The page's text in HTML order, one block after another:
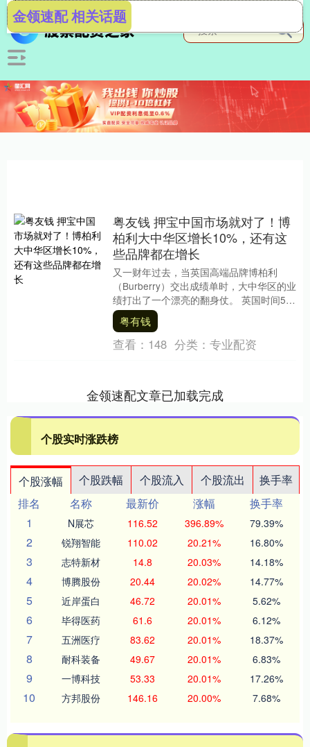
金领速配 相关话题
粤友钱 押宝中国市场就对了！博
柏利大中华区增长10%，还有这
些品牌都在增长
又一财年过去，当英国高端品牌博柏利
（Burberry）交出成绩单时，大中华区的业
绩打出了一个漂亮的翻身仗。 英国时间5月
14日，博柏利发布了截至2026年3月2....
粤有钱
查看： 148 分类： 专业配资
金领速配文章已加载完成
个股实时涨跌榜
个股涨幅 个股跌幅 个股流入 个股流出
换手率
排名
名称 最新价 涨幅
换手率
1
N展芯 116.52 396.89% 79.39%
2 锐翔智能 110.02 20.21% 16.80%
3 志特新材 14.8 20.03% 14.18%
4 博腾股份 20.44 20.02% 14.77%
5 近岸蛋白 46.72 20.01% 5.62%
6 毕得医药 61.6 20.01% 6.12%
7 五洲医疗 83.62 20.01% 18.37%
8 耐科装备 49.67 20.01% 6.83%
9 一博科技 53.33 20.01% 17.26%
10 方邦股份 146.16 20.00% 7.68%